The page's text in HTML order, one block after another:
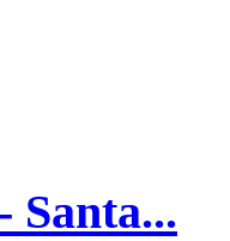
Santa...